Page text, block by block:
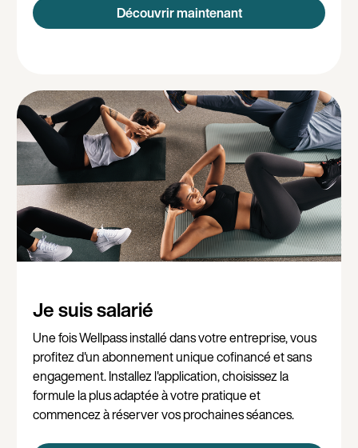
Découvrir maintenant
Je suis salarié
Une fois Wellpass installé dans votre entreprise, vous
profitez d'un abonnement unique cofinancé et sans
engagement. Installez l'application, choisissez la
formule la plus adaptée à votre pratique et
commencez à réserver vos prochaines séances.